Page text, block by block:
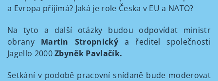
a Evropa přijímá? Jaká je role Česka v EU a NATO?
Na tyto a další otázky budou odpovídat ministr
obrany Martin Stropnickýa ředitel společnosti
Jagello 2000Zbyněk Pavlačík.
Setkání v podobě pracovní snídaně bude moderovat